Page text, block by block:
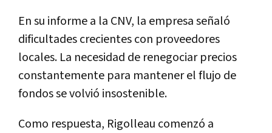
En su informe a la CNV, la empresa señaló
dificultades crecientes con proveedores
locales. La necesidad de renegociar precios
constantemente para mantener el flujo de
fondos se volvió insostenible.
Como respuesta, Rigolleau comenzó a